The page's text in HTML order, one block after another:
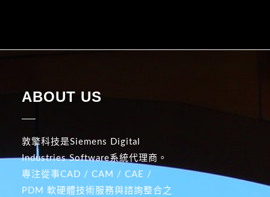
ABOUT US
敦擎科技是Siemens Digital
Industries Software系統代理商。
專注從事CAD / CAM / CAE /
PDM 軟硬體技術服務與諮詢整合之